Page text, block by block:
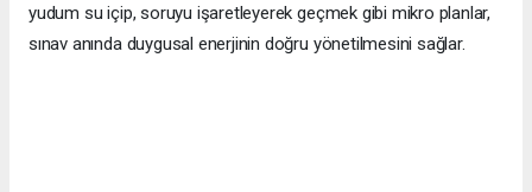
yudum su içip, soruyu işaretleyerek geçmek gibi mikro planlar,
sınav anında duygusal enerjinin doğru yönetilmesini sağlar.